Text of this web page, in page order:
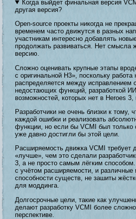
Когда выйдет финальная версия
другая версия?
Open-source проекты никогда не
временем часто движутся в разных
участникам интересно добавлять
продолжать развиваться. Нет смысла
версию.
Сложно оценивать крупные этапы
с оригинальной H3», поскольку работа
распределяется между исправлением
недостающих функций, разработкой
возможностей, которых нет в Heroes 3,
Разработчики не очень близки к тому,
каждой ошибки и реализовать
функции, но если бы VCMI был только
уже давно достигли бы этой цели.
Расширяемость движка VCMI требует
«лучше», чем это сделали
3, а не просто самым лёгким
с учётом расширяемости, и различные
способности существ, не зашиты
для моддинга.
Долгосрочные цели, такие как
делают разработку VCMI более
перспективе.